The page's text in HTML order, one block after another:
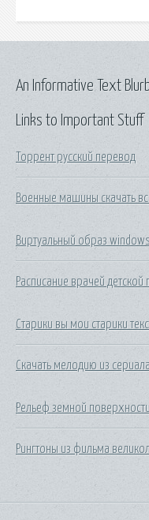
Links to Important Stuff
Торрент русский перевод
Военные машины скачать
Виртуальный образ
Расписание врачей
Старики вы мои старики
Скачать мелодию из
Рельеф земной
Рингтоны из фильма
An Informative Text